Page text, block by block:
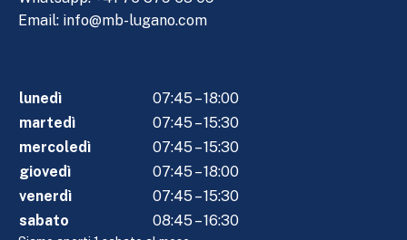
Email: info@mb-lugano.com
lunedì
07:45 – 18:00
martedì
07:45 – 15:30
mercoledì
07:45 – 15:30
giovedì
07:45 – 18:00
venerdì
07:45 – 15:30
sabato
08:45 – 16:30